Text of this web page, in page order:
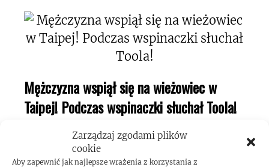
Zarządzaj zgodami plików
cookie
Aby zapewnić jak najlepsze wrażenia z korzystania z
Mężczyzna wspiął się na wieżowiec w
Taipej! Podczas wspinaczki słuchał Toola!